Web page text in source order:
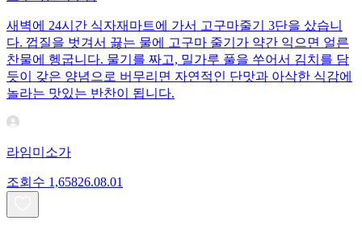
새벽에 24시간 식자재마트에 가서 고구마줄기 3단을 샀습니
다. 껍질을 벗겨서 끓는 물에 고구마 줄기가 약간 익으면 얼른
찬물에 헹굽니다. 물기를 짜고, 밀가루 풀을 쑤어서 김치를 담
듯이 갖은 양념으로 버무리면 자연적인 단맛과 아삭한 식감에
놀라는 맛있는 반찬이 됩니다.
라임미소가
조회수 1,65826.08.01